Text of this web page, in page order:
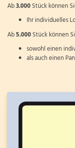
Ab3.000Stück können
Ihr individuelles
Ab5.000Stück können
sowohl einen
als auch einen